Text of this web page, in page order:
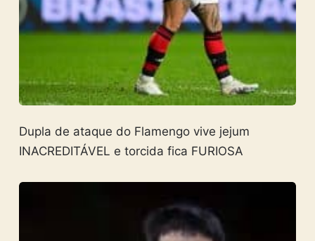
Dupla de ataque do Flamengo vive jejum
INACREDITÁVEL e torcida fica FURIOSA